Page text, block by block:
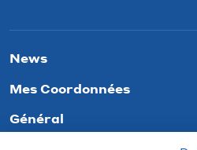
News
Mes Coordonnées
Général